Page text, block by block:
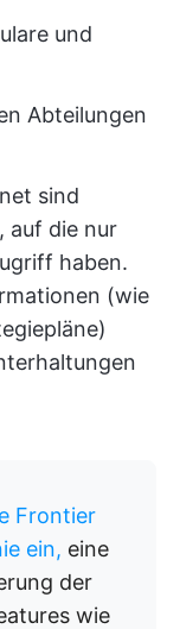
und
Abteilungen
sind
auf die nur
haben.
(wie
Frontier
ein, eine
der
wie